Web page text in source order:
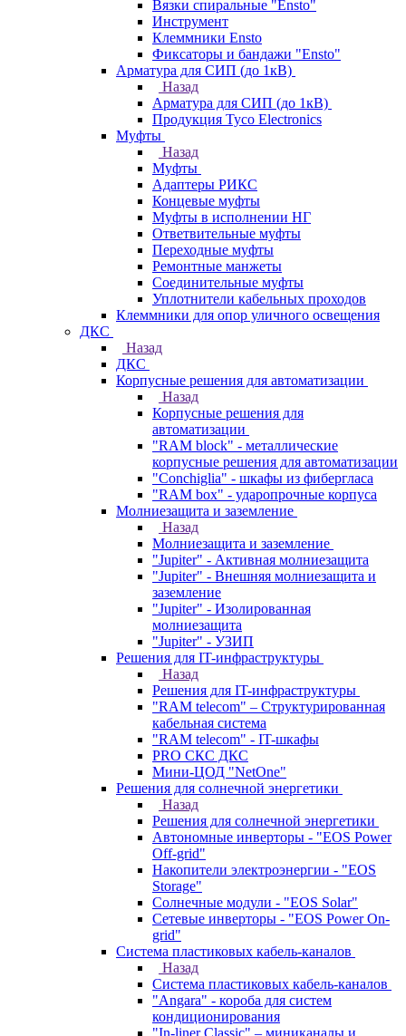
Вязки спиральные "Ensto"
Инструмент
Клеммники Ensto
Фиксаторы и бандажи "Ensto"
Арматура для СИП (до 1кВ)
Назад
Арматура для СИП (до 1кВ)
Продукция Tyco Electronics
Муфты
Назад
Муфты
Адаптеры РИКС
Концевые муфты
Муфты в исполнении НГ
Ответвительные муфты
Переходные муфты
Ремонтные манжеты
Соединительные муфты
Уплотнители кабельных проходов
Клеммники для опор уличного освещения
ДКС
Назад
ДКС
Корпусные решения для автоматизации
Назад
Корпусные решения для
автоматизации
"RAM block" - металлические
корпусные решения для автоматизации
"Conchiglia" - шкафы из фибергласа
"RAM box" - ударопрочные корпуса
Молниезащита и заземление
Назад
Молниезащита и заземление
"Jupiter" - Активная молниезащита
"Jupiter" - Внешняя молниезащита и
заземление
"Jupiter" - Изолированная
молниезащита
"Jupiter" - УЗИП
Решения для IT-инфраструктуры
Назад
Решения для IT-инфраструктуры
"RAM telecom" – Структурированная
кабельная система
"RAM telecom" - IT-шкафы
PRO СКС ДКС
Мини-ЦОД "NetOne"
Решения для солнечной энергетики
Назад
Решения для солнечной энергетики
Автономные инверторы - "EOS Power
Off-grid"
Накопители электроэнергии - "EOS
Storage"
Солнечные модули - "EOS Solar"
Сетевые инверторы - "EOS Power On-
grid"
Система пластиковых кабель-каналов
Назад
Система пластиковых кабель-каналов
"Angara" - короба для систем
кондиционирования
"In-liner Classic" – миниканалы и